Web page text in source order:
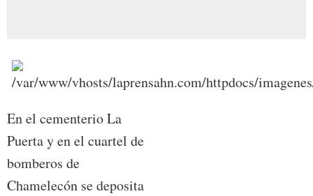
En el cementerio La
Puerta y en el cuartel de
bomberos de
Chamelecón se deposita